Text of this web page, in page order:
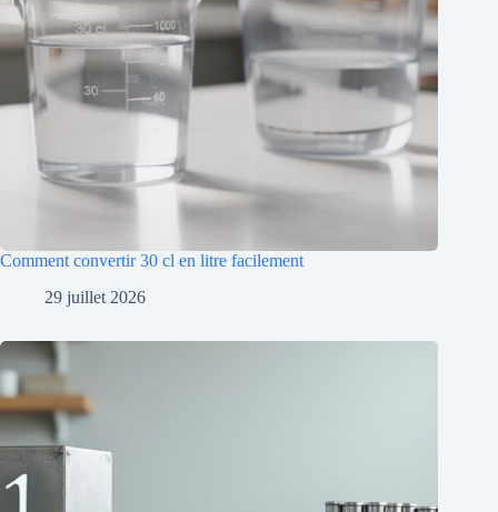
Comment convertir 30 cl en litre facilement
29 juillet 2026